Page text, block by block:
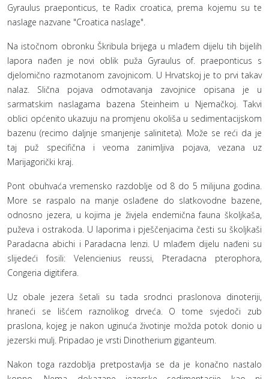
Gyraulus praeponticus, te Radix croatica, prema kojemu su te
naslage nazvane "Croatica naslage".
Na istočnom obronku Škribula brijega u mlađem dijelu tih bijelih
lapora nađen je novi oblik puža Gyraulus of. praeponticus s
djelomično razmotanom zavojnicom. U Hrvatskoj je to prvi takav
nalaz. Slična pojava odmotavanja zavojnice opisana je u
sarmatskim naslagama bazena Steinheim u Njemačkoj. Takvi
oblici općenito ukazuju na promjenu okoliša u sedimentacijskom
bazenu (recimo daljnje smanjenje saliniteta). Može se reći da je
taj puž specifična i veoma zanimljiva pojava, vezana uz
Marijagorički kraj.
Pont obuhvaća vremensko razdoblje od 8 do 5 milijuna godina.
More se raspalo na manje oslađene do slatkovodne bazene,
odnosno jezera, u kojima je živjela endemična fauna školjkaša,
puževa i ostrakoda. U laporima i pješčenjacima česti su školjkaši
Paradacna abichi i Paradacna lenzi. U mlađem dijelu nađeni su
slijedeći fosili: Velencienius reussi, Pteradacna pterophora,
Congeria digitifera.
Uz obale jezera šetali su tada srodnci praslonova dinoteriji,
hraneći se lišćem raznolikog drveća. O tome svjedoči zub
praslona, kojeg je nakon uginuća životinje možda potok donio u
jezerski mulj. Pripadao je vrsti Dinotherium giganteum.
Nakon toga razdoblja pretpostavlja se da je konačno nastalo